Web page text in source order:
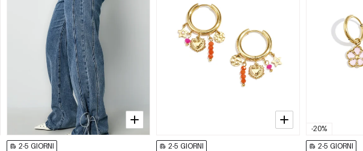
2-5 GIORNI 2-5 GIORNI
-20%
2-5 GIORNI